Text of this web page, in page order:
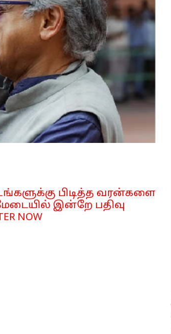
பிடித்த வரன்களை
இன்றே பதிவு
NOW